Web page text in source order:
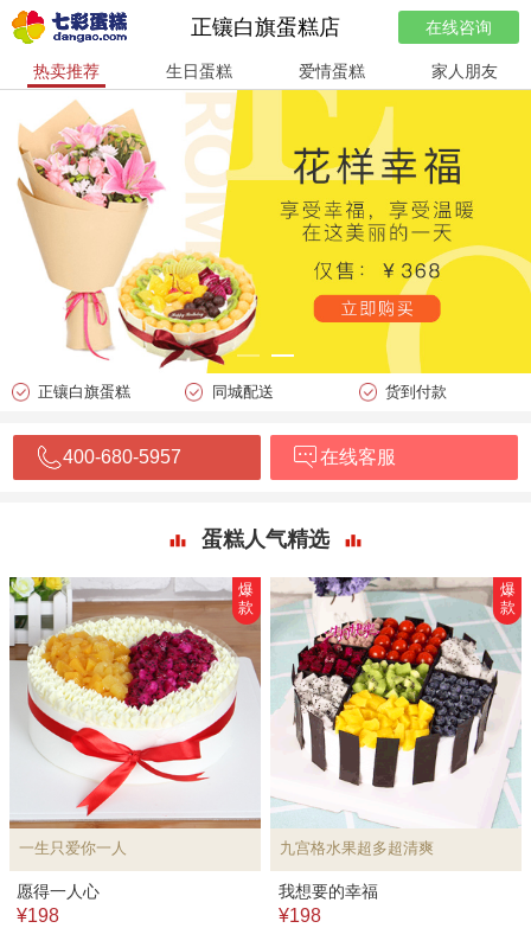
正镶白旗蛋糕店 在线咨询
热卖推荐 生日蛋糕 爱情蛋糕 家人朋友
正镶白旗蛋糕 同城配送 货到付款
400-680-5957 在线客服
蛋糕人气精选
一生只爱你一人
爆
款
愿得一人心
¥198
九宫格水果超多超清爽
爆
款
我想要的幸福
¥198